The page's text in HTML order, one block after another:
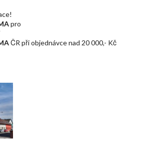
pro
ČR při objednávce nad 20 000,- Kč